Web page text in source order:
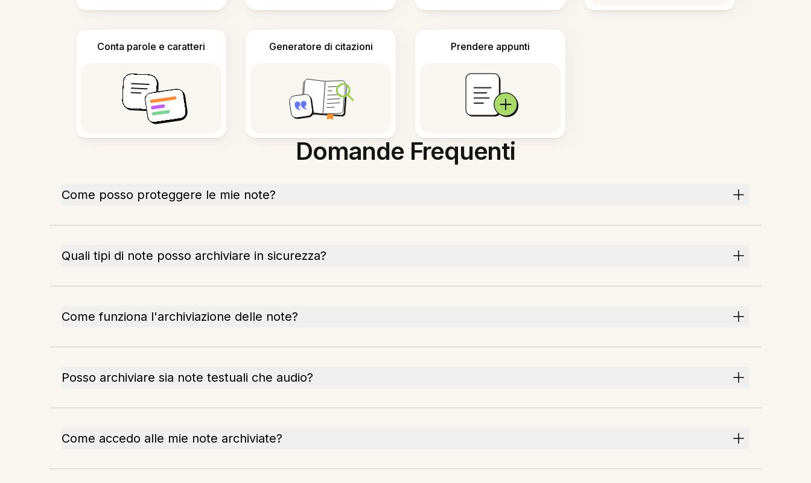
Conta parole e caratteri Generatore di citazioni Prendere appunti
Domande Frequenti
Come posso proteggere le mie note?
Quali tipi di note posso archiviare in sicurezza?
Come funziona l'archiviazione delle note?
Posso archiviare sia note testuali che audio?
Come accedo alle mie note archiviate?